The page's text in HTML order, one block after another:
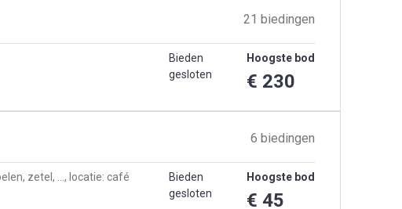
21 biedingen
Bieden
gesloten
Hoogste bod
€ 230
6 biedingen
zetel, …, locatie: café
Bieden
gesloten
Hoogste bod
€ 45